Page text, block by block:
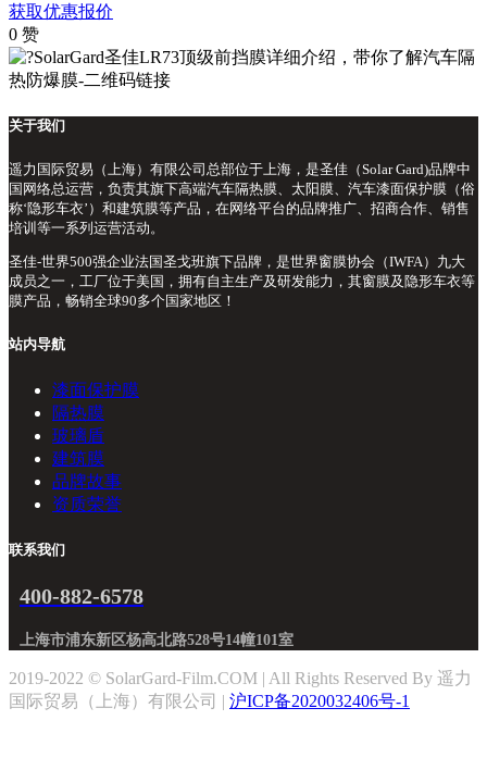
获取优惠报价
0 赞
关于我们
遥力国际贸易（上海）有限公司总部位于上海，是圣佳（Solar Gard)品牌中
国网络总运营，负责其旗下高端汽车隔热膜、太阳膜、汽车漆面保护膜（俗
称‘隐形车衣’）和建筑膜等产品，在网络平台的品牌推广、招商合作、销售
培训等一系列运营活动。
圣佳-世界500强企业法国圣戈班旗下品牌，是世界窗膜协会（IWFA）九大
成员之一，工厂位于美国，拥有自主生产及研发能力，其窗膜及隐形车衣等
膜产品，畅销全球90多个国家地区！
站内导航
漆面保护膜
隔热膜
玻璃盾
建筑膜
品牌故事
资质荣誉
联系我们
400-882-6578
上海市浦东新区杨高北路528号14幢101室
2019-2022 © SolarGard-Film.COM | All Rights Reserved By 遥力
国际贸易（上海）有限公司 | 沪ICP备2020032406号-1